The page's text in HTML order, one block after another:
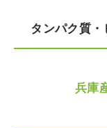
タンパク質・
兵庫